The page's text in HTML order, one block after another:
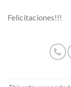
Felicitaciones!!!